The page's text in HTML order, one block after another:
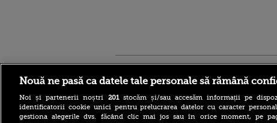
Nouă ne pasă ca datele tale personale să rămână
Noi și partenerii noștri 201stocăm și/sau accesăm informații pe
identificatorii cookie unici pentru prelucrarea datelor cu caracter
gestiona alegerile dvs. făcând clic mai jos sau în orice moment, pe